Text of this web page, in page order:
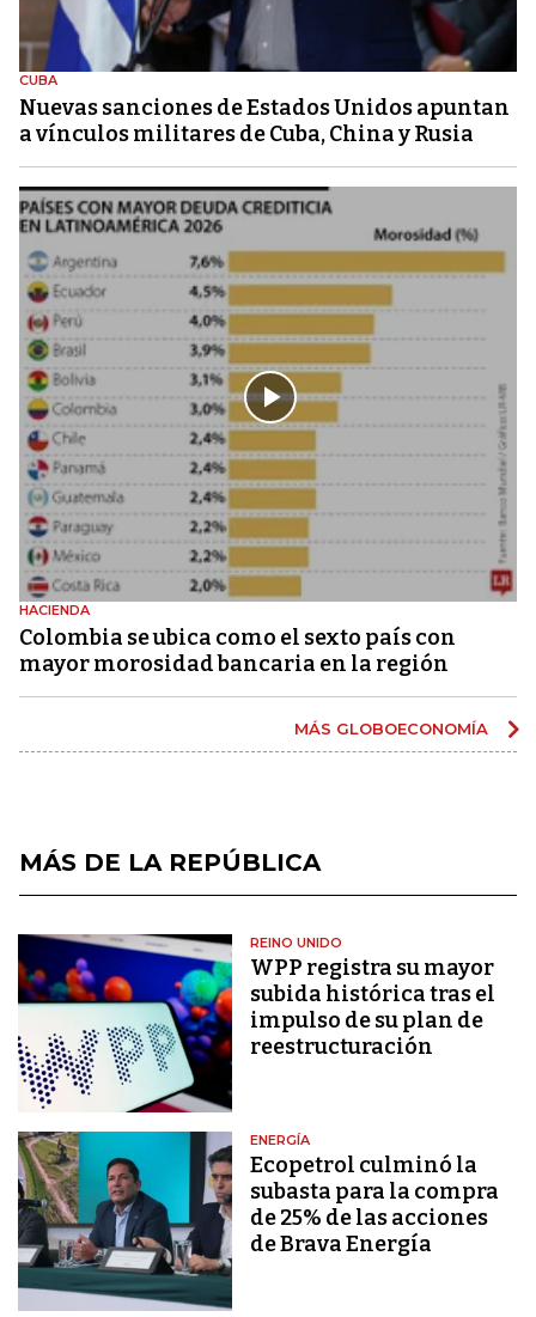
CUBA
Nuevas sanciones de Estados Unidos apuntan
a vínculos militares de Cuba, China y Rusia
HACIENDA
Colombia se ubica como el sexto país con
mayor morosidad bancaria en la región
MÁS GLOBOECONOMÍA
MÁS DE LA REPÚBLICA
REINO UNIDO
WPP registra su mayor
subida histórica tras el
impulso de su plan de
reestructuración
ENERGÍA
Ecopetrol culminó la
subasta para la compra
de 25% de las acciones
de Brava Energía